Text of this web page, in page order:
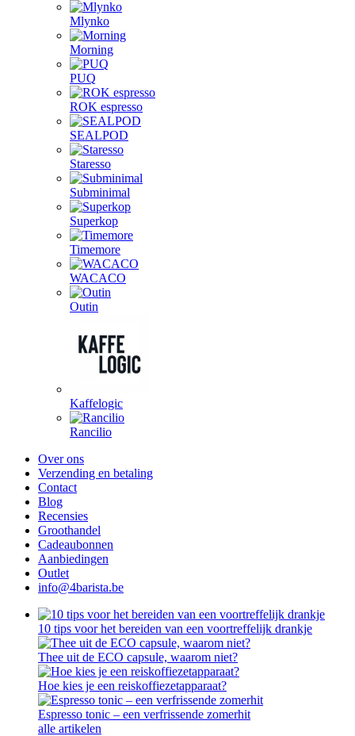
Mlynko
Morning
PUQ
ROK espresso
SEALPOD
Staresso
Subminimal
Superkop
Timemore
WACACO
Outin
Kaffelogic
Rancilio
Over ons
Verzending en betaling
Contact
Blog
Recensies
Groothandel
Cadeaubonnen
Aanbiedingen
Outlet
info@4barista.be
10 tips voor het bereiden van een voortreffelijk drankje
Thee uit de ECO capsule, waarom niet?
Hoe kies je een reiskoffiezetapparaat?
Espresso tonic – een verfrissende zomerhit
alle artikelen